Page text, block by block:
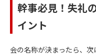
幹事必見！失礼
イント
会の名称が決まったら、